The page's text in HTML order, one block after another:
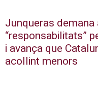
Junqueras demana
“responsabilitats”
i avança que
acollint menors